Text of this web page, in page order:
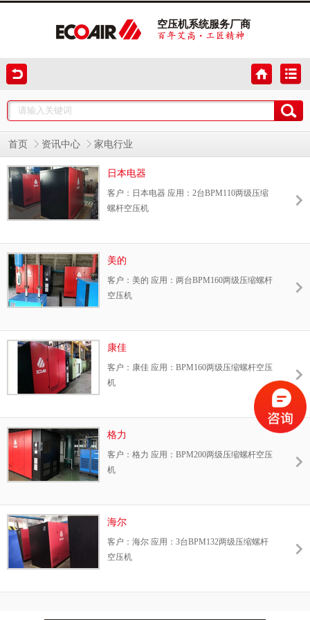
空压机系统服务厂商
首页 资讯中心 家电行业
日本电器
客户：日本电器 应用：2台BPM110两级压缩
螺杆空压机
美的
客户：美的 应用：两台BPM160两级压缩螺杆
空压机
康佳
客户：康佳 应用：BPM160两级压缩螺杆空压
机
格力
客户：格力 应用：BPM200两级压缩螺杆空压
机
海尔
客户：海尔 应用：3台BPM132两级压缩螺杆
空压机